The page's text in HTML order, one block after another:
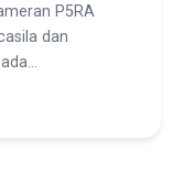
P5RA
dan